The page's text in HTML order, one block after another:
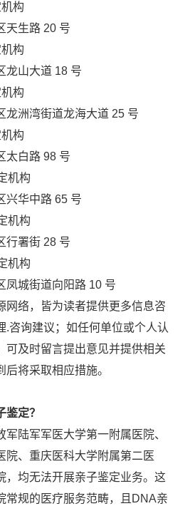
构
天生路 20 号
构
龙山大道 18 号
构
龙洲湾街道龙海大道 25 号
构
太白路 98 号
机构
兴华中路 65 号
机构
行署街 28 号
机构
凤城街道向阳路 10 号
网络，皆为读者提供更多信息咨
.咨询建议；如任何单位或个人认
可及时留言提出意见并提供相关
将采取相应措施。
定？
陆军军医大学第一附属医院、
院、重庆医科大学附属第二医
，均无法开展亲子鉴定业务。这
常规的医疗服务范畴，且DNA亲